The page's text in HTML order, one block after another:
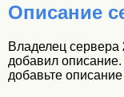
Описание
Владелец сервера
добавил
добавьте описание